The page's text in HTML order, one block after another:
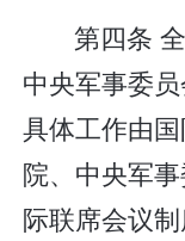
第四条
中央军事委
具体工作由
院、中央军
际联席会议